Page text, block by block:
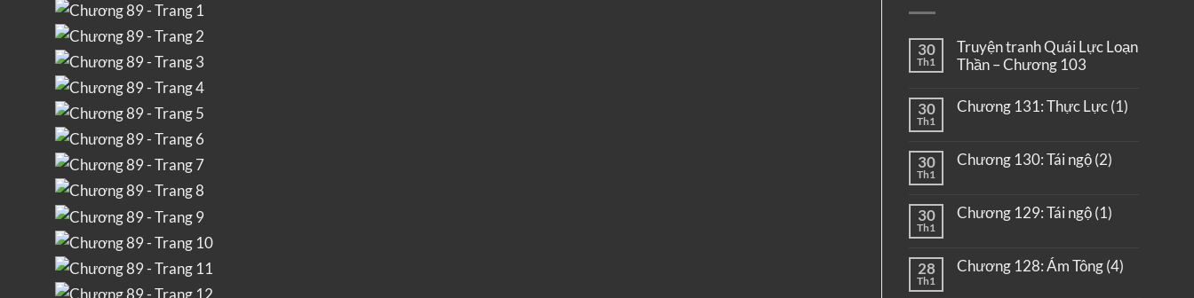
30
Th1
Truyện tranh Quái Lực Loạn
Thần – Chương 103
30
Th1
Chương 131: Thực Lực (1)
30
Th1
Chương 130: Tái ngộ (2)
30
Th1
Chương 129: Tái ngộ (1)
28
Th1
Chương 128: Ám Tông (4)